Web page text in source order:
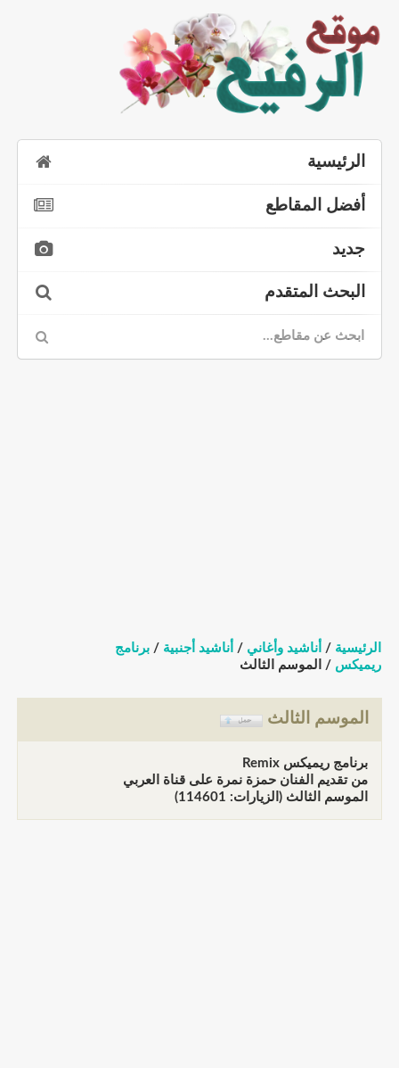
الرئيسية
أفضل المقاطع
جديد
البحث المتقدم
الرئيسية / أناشيد وأغاني / أناشيد أجنبية / برنامج
ريميكس / الموسم الثالث
الموسم الثالث
برنامج ريميكس Remix
من تقديم الفنان حمزة نمرة على قناة العربي
الموسم الثالث (الزيارات: 114601)